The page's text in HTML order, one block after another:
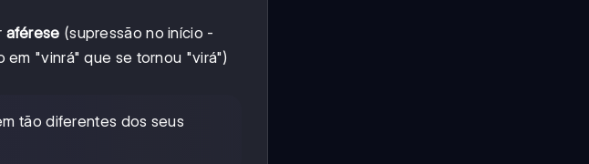
aférese (supressão no início -
em "vinrá" que se tornou "virá")
tão diferentes dos seus